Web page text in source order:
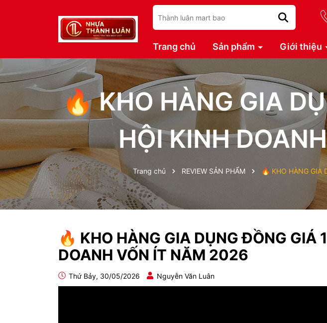
Trang chủ Sản phẩm Giới thiệu
🔥 KHO HÀNG GIA
HỘI KINH
Trang chủ REVIEW SẢN PHẨM 🔥 KHO HÀNG GIA
🔥 KHO HÀNG GIA DỤNG ĐỒNG GIÁ
DOANH VỐN ÍT NĂM 2026
Thứ Bảy, 30/05/2026 Nguyễn Văn Luân